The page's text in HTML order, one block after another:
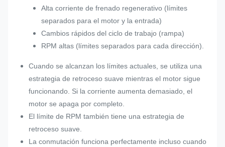
Alta corriente de frenado regenerativo (límites
separados para el motor y la entrada)
Cambios rápidos del ciclo de trabajo (rampa)
RPM altas (límites separados para cada dirección).
Cuando se alcanzan los límites actuales, se utiliza una
estrategia de retroceso suave mientras el motor sigue
funcionando. Si la corriente aumenta demasiado, el
motor se apaga por completo.
El límite de RPM también tiene una estrategia de
retroceso suave.
La conmutación funciona perfectamente incluso cuando